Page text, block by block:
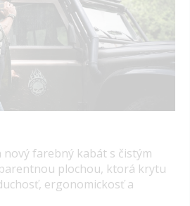
nový farebný kabát s čistým
plochou, ktorá krytu
ergonomickosť a